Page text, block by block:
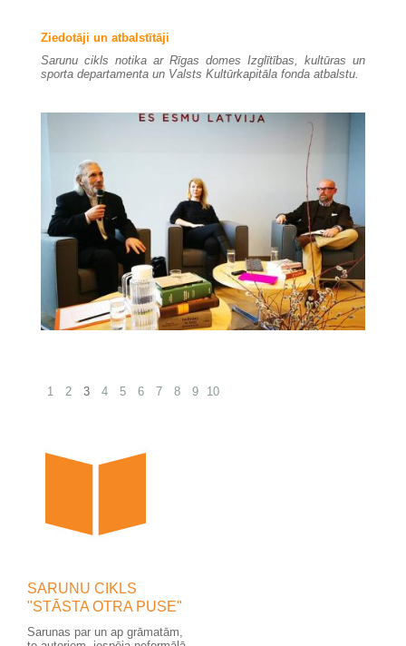
Ziedotāji un atbalstītāji
Sarunu cikls notika ar Rīgas domes Izglītības, kultūras un
sporta departamenta un Valsts Kultūrkapitāla fonda atbalstu.
1 2 3 4 5 6 7 8 9 10
SARUNU CIKLS
"STĀSTA OTRA PUSE"
Sarunas par un ap grāmatām,